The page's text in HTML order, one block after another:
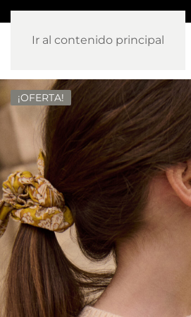
Ir al contenido principal
¡OFERTA!